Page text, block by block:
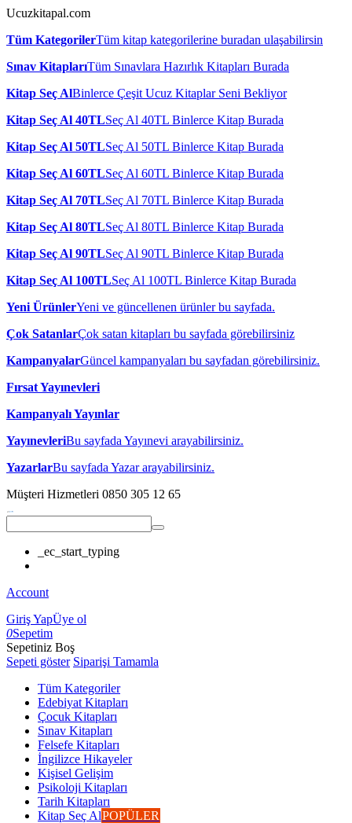
Ucuzkitapal.com
Tüm KategorilerTüm kitap kategorilerine buradan ulaşabilirsin
Sınav KitaplarıTüm Sınavlara Hazırlık Kitapları Burada
Kitap Seç AlBinlerce Çeşit Ucuz Kitaplar Seni Bekliyor
Kitap Seç Al 40TLSeç Al 40TL Binlerce Kitap Burada
Kitap Seç Al 50TLSeç Al 50TL Binlerce Kitap Burada
Kitap Seç Al 60TLSeç Al 60TL Binlerce Kitap Burada
Kitap Seç Al 70TLSeç Al 70TL Binlerce Kitap Burada
Kitap Seç Al 80TLSeç Al 80TL Binlerce Kitap Burada
Kitap Seç Al 90TLSeç Al 90TL Binlerce Kitap Burada
Kitap Seç Al 100TLSeç Al 100TL Binlerce Kitap Burada
Yeni ÜrünlerYeni ve güncellenen ürünler bu sayfada.
Çok SatanlarÇok satan kitapları bu sayfada görebilirsiniz
KampanyalarGüncel kampanyaları bu sayfadan görebilirsiniz.
Fırsat Yayınevleri
Kampanyalı Yayınlar
YayınevleriBu sayfada Yayınevi arayabilirsiniz.
YazarlarBu sayfada Yazar arayabilirsiniz.
Müşteri Hizmetleri 0850 305 12 65
_ec_start_typing
Account
Giriş YapÜye ol
0Sepetim
Sepetiniz Boş
Sepeti göster Siparişi Tamamla
Tüm Kategoriler
Edebiyat Kitapları
Çocuk Kitapları
Sınav Kitapları
Felsefe Kitapları
İngilizce Hikayeler
Kişisel Gelişim
Psikoloji Kitapları
Tarih Kitapları
Kitap Seç AlPOPÜLER